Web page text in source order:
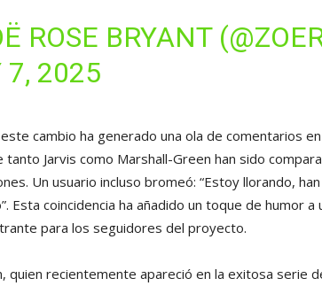
ROSE BRYANT
7, 2025
cambio ha generado una ola de comentarios
tanto Jarvis como Marshall-Green han sido
Un usuario incluso bromeó: “Estoy llorando,
Esta coincidencia ha añadido un toque de humor
para los seguidores del proyecto.
quien recientemente apareció en la exitosa serie